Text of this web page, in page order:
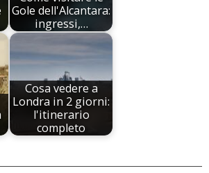
Gole dell'Alcantara:
ingressi,…
Cosa vedere a
Londra in 2 giorni:
l'itinerario
completo